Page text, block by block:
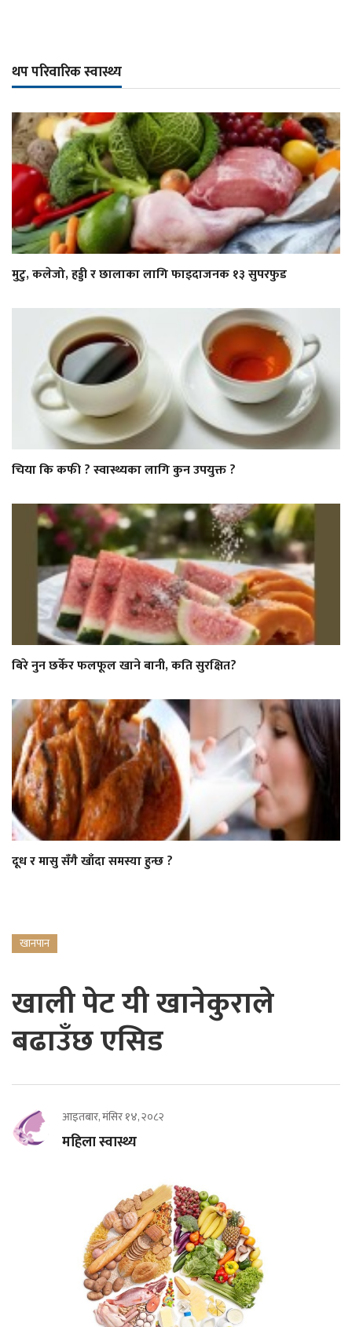
थप परिवारिक स्वास्थ्य
मुटु, कलेजो, हड्डी र छालाका लागि फाइदाजनक १३ सुपरफुड
चिया कि कफी ? स्वास्थ्यका लागि कुन उपयुक्त ?
बिरे नुन छर्केर फलफूल खाने बानी, कति सुरक्षित?
दूध र मासु सँगै खाँदा समस्या हुन्छ ?
खानपान
खाली पेट यी खानेकुराले
बढाउँछ एसिड
आइतबार, मंसिर १४, २०८२
महिला स्वास्थ्य